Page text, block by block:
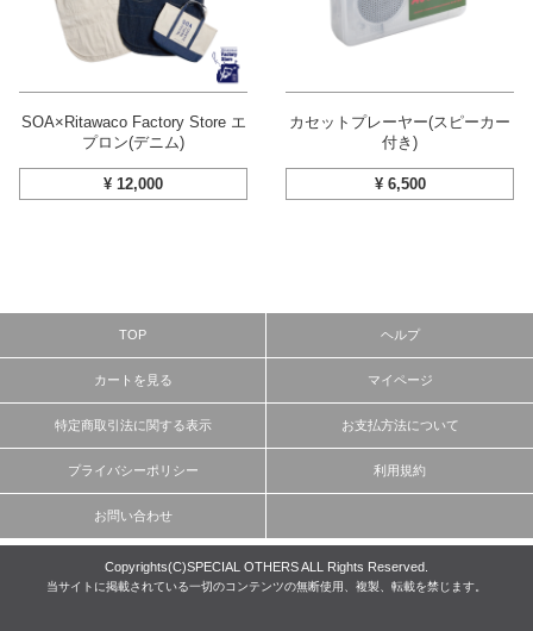
SOA×Ritawaco Factory Store エ
プロン(デニム)
¥ 12,000
カセットプレーヤー(スピーカー
付き)
¥ 6,500
TOP ヘルプ
カートを見る マイページ
特定商取引法に関する表示 お支払方法について
プライバシーポリシー 利用規約
お問い合わせ
Copyrights(C)SPECIAL OTHERS ALL Rights Reserved.
当サイトに掲載されている一切のコンテンツの無断使用、複製、転載を禁じます。